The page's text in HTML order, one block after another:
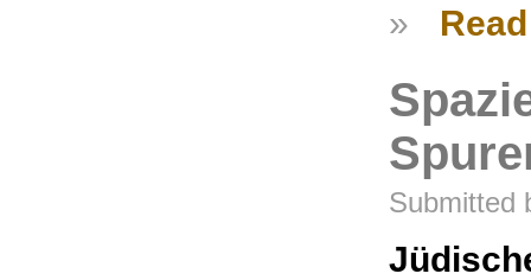
»
Submitted